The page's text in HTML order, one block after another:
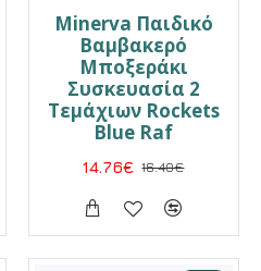
Minerva Παιδικό
Βαμβακερό
Μποξεράκι
Συσκευασία 2
Τεμάχιων Rockets
Blue Raf
14.76€ 16.40€